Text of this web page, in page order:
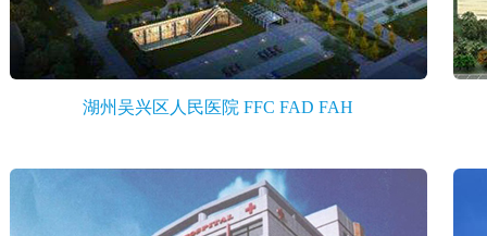
湖州吴兴区人民医院 FFC FAD FAH